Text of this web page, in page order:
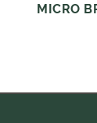
MICRO